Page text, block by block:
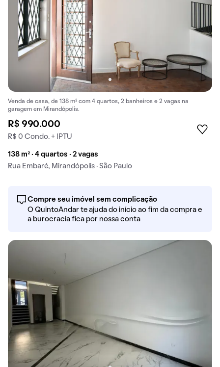
Venda de casa, de 138 m² com 4 quartos, 2 banheiros e 2 vagas na
garagem em Mirandópolis.
R$ 990.000
R$ 0 Condo. + IPTU
138 m² · 4 quartos · 2 vagas
Rua Embaré, Mirandópolis · São Paulo
Compre seu imóvel sem complicação
O QuintoAndar te ajuda do início ao fim da compra e
a burocracia fica por nossa conta